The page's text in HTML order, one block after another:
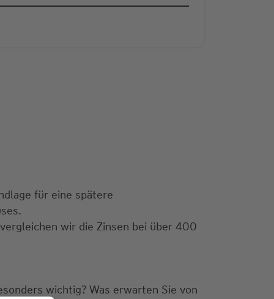
für eine spätere
wir die Zinsen bei über 400
wichtig? Was erwarten Sie von